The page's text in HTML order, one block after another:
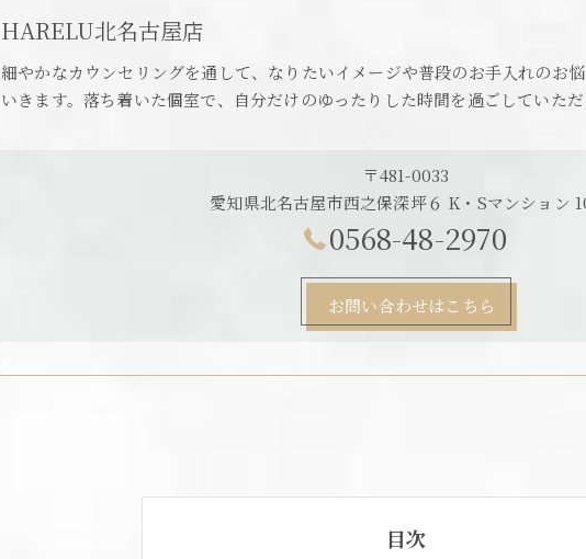
HARELU北名古屋店
細やかなカウンセリングを通して、なりたいイメージや普段のお手入れのお
いきます。落ち着いた個室で、自分だけのゆったりした時間を過ごしていただ
〒481-0033
愛知県北名古屋市西之保深坪６ K・Sマンション
0568-48-2970
お問い合わせはこちら
目次